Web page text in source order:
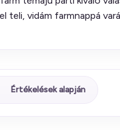
teli, vidám farmnappá
Értékelések alapján